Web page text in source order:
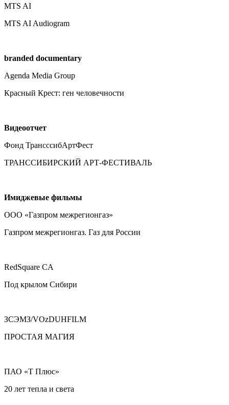
MTS AI
MTS AI Audiogram
branded documentary
Agenda Media Group
Красный Крест: ген человечности
Видеоотчет
Фонд ТрансссибАртФест
ТРАНССИБИРСКИЙ АРТ-ФЕСТИВАЛЬ
Имиджевые фильмы
ООО «Газпром межрегионгаз»
Газпром межрегионгаз. Газ для России
RedSquare CA
Под крылом Сибири
ЗСЭМЗ/VOzDUHFILM
ПРОСТАЯ МАГИЯ
ПАО «Т Плюс»
20 лет тепла и света